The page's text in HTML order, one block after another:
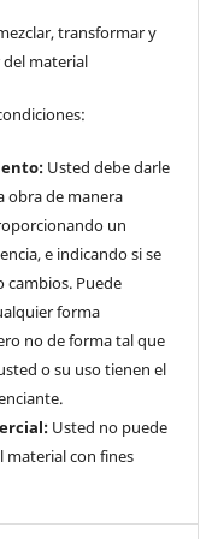
transformar y
material
Usted debe darle
obra de manera
un
e indicando si se
cambios. Puede
forma
no de forma tal que
o su uso tienen el
Usted no puede
material con fines